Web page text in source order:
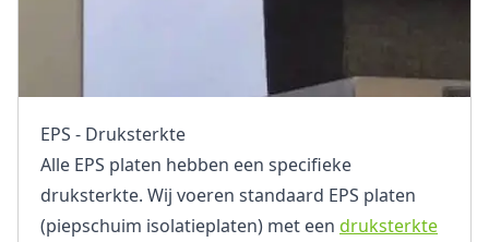
EPS - Druksterkte
Alle EPS platen hebben een specifieke
druksterkte. Wij voeren standaard EPS platen
(piepschuim isolatieplaten) met een druksterkte